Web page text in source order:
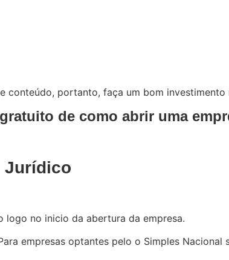
conteúdo, portanto, faça um bom
de como abrir uma
Jurídico
logo no inicio da abertura da empresa.
empresas optantes pelo o Simples